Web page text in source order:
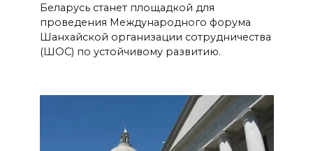
Беларусь станет площадкой для
проведения Международного форума
Шанхайской организации сотрудничества
(ШОС) по устойчивому развитию.